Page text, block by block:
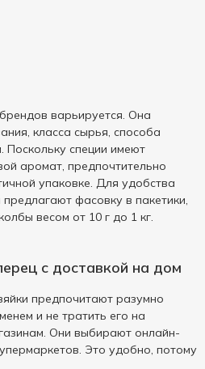
варьируется. Она
класса сырья, способа
Поскольку специи имеют
аромат, предпочтительно
упаковке. Для удобства
предлагают фасовку в пакетики,
весом от 10 г до 1 кг.
с доставкой на дом
предпочитают разумно
и не тратить его на
Они выбирают онлайн-
Это удобно, потому